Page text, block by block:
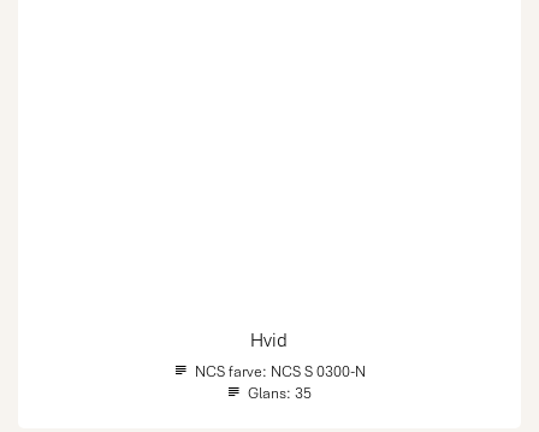
Hvid
NCS farve: NCS S 0300-N
Glans:35